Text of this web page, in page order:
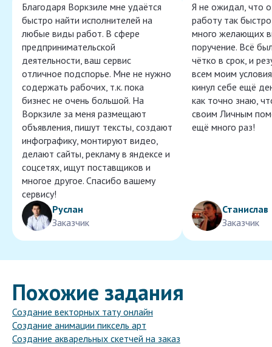
Благодаря Воркзиле мне удаётся
быстро найти исполнителей на
любые виды работ. В сфере
предпринимательской
деятельности, ваш сервис
отличное подспорье. Мне не нужно
содержать рабочих, т.к. пока
бизнес не очень большой. На
Воркзиле за меня размещают
объявления, пишут тексты, создают
инфографику, монтируют видео,
делают сайты, рекламу в яндексе и
соцсетях, ищут поставщиков и
многое другое. Спасибо вашему
сервису!
Руслан
Заказчик
Я не ожидал, что
работу так
много желающих
поручение. Всё
чётко в срок, и
всем моим
кинул себе ещё
как точно знаю,
своим Личным
ещё много раз!
Станислав
Заказчик
Похожие задания
Создание векторных тату онлайн
Создание анимации пиксель арт
Создание акварельных скетчей на заказ